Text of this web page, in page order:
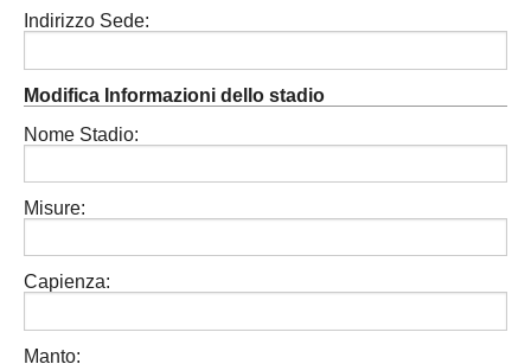
Indirizzo Sede:
Modifica Informazioni dello stadio
Nome Stadio:
Misure:
Capienza:
Manto: